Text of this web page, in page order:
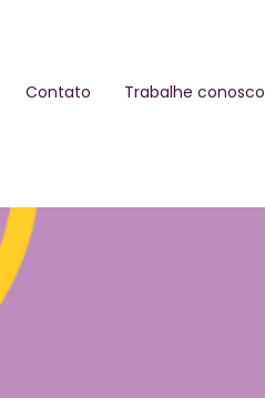
Contato Trabalhe conosco